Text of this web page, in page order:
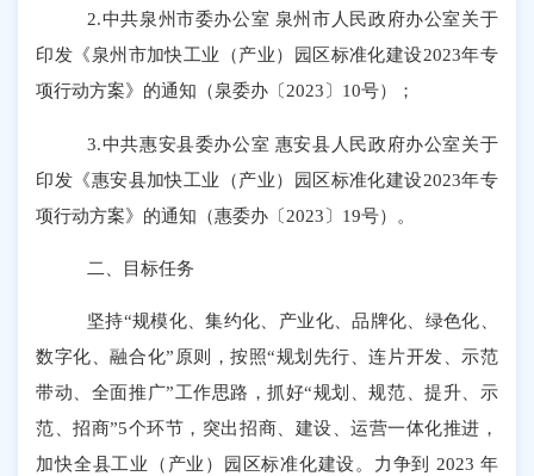
2.中共泉州市委办公室 泉州市人民政府办公室关于
印发《泉州市加快工业（产业）园区标准化建设2023年专
项行动方案》的通知（泉委办〔2023〕10号）；
3.中共惠安县委办公室 惠安县人民政府办公室关于
印发《惠安县加快工业（产业）园区标准化建设2023年专
项行动方案》的通知（惠委办〔2023〕19号）。
二、目标任务
坚持“规模化、集约化、产业化、品牌化、绿色化、
数字化、融合化”原则，按照“规划先行、连片开发、示范
带动、全面推广”工作思路，抓好“规划、规范、提升、示
范、招商”5个环节，突出招商、建设、运营一体化推进，
加快全县工业（产业）园区标准化建设。力争到
2023 年